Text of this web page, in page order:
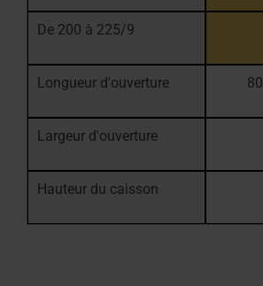
De 200 à 225/9
Longueur d'ouverture 80
Largeur d'ouverture
Hauteur du caisson